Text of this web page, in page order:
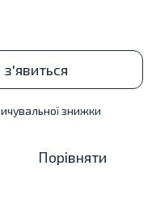
знижки
Порівняти